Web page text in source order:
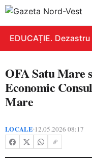
EDUCAȚIE.
OFA Satu Mare
Economic
Mare
LOCALE•12.05.2026 08:17